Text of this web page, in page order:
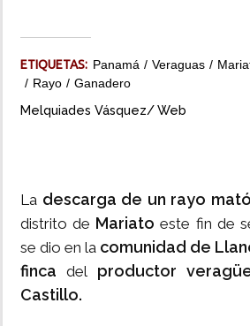
ETIQUETAS: Panamá Veraguas
Rayo
Ganadero
Melquiades Vásquez/ Web
La descarga de un rayo
distrito de Mariatoeste fin de
se dio en la comunidad de
finca del productor
Castillo.